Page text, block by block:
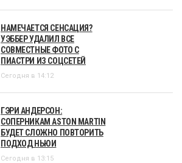
НАМЕЧАЕТСЯ СЕНСАЦИЯ?
УЭББЕР УДАЛИЛ ВСЕ
СОВМЕСТНЫЕ ФОТО С
ПИАСТРИ ИЗ СОЦСЕТЕЙ
Сегодня в 14:12
ГЭРИ АНДЕРСОН:
СОПЕРНИКАМ ASTON MARTIN
БУДЕТ СЛОЖНО ПОВТОРИТЬ
ПОДХОД НЬЮИ
Сегодня в 13:15